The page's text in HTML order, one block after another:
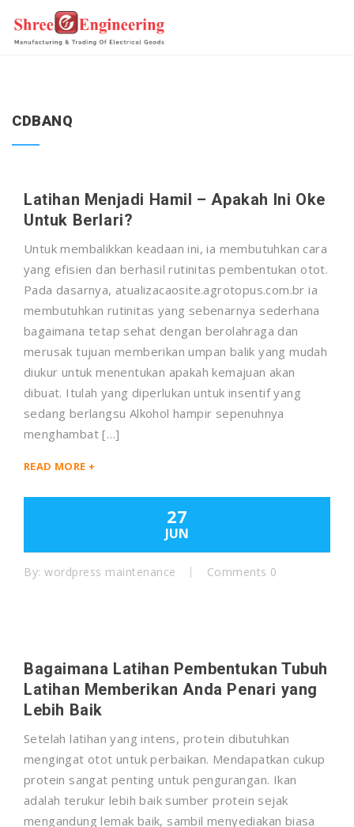
CDBANQ
Latihan Menjadi Hamil – Apakah Ini Oke
Untuk Berlari?
Untuk membalikkan keadaan ini, ia membutuhkan cara
yang efisien dan berhasil rutinitas pembentukan otot.
Pada dasarnya, atualizacaosite.agrotopus.com.br ia
membutuhkan rutinitas yang sebenarnya sederhana
bagaimana tetap sehat dengan berolahraga dan
merusak tujuan memberikan umpan balik yang mudah
diukur untuk menentukan apakah kemajuan akan
dibuat. Itulah yang diperlukan untuk insentif yang
sedang berlangsu Alkohol hampir sepenuhnya
menghambat […]
READ MORE +
27
JUN
By: wordpress maintenance Comments 0
Bagaimana Latihan Pembentukan Tubuh
Latihan Memberikan Anda Penari yang
Lebih Baik
Setelah latihan yang intens, protein dibutuhkan
mengingat otot untuk perbaikan. Mendapatkan cukup
protein sangat penting untuk pengurangan. Ikan
adalah terukur lebih baik sumber protein sejak
mengandung lemak baik, sambil menyediakan biasa